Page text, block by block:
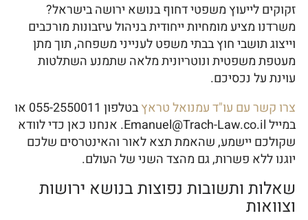
זקוקים לייעוץ משפטי דחוף בנושא ירושה בישראל?
משרדנו מציע מומחיות ייחודית בניהול עיזבונות מורכבים
וייצוג תושבי חוץ בבתי משפט לענייני משפחה, תוך מתן
מעטפת משפטית ונוטריונית מלאה שתמנע השתלטות
עוינת על נכסיכם.
צרו קשר עם עו"ד עמנואל טראץ
בטלפון 055-2550011 או
במייל Emanuel@Trach-Law.co.il. אנחנו כאן כדי לוודא
שקולכם יישמע, שהאמת תצא לאור והאינטרסים שלכם
יוגנו ללא פשרות, גם מהצד השני של העולם.
שאלות ותשובות נפוצות בנושא ירושות
וצוואות